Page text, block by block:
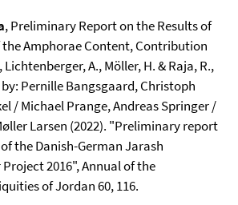
, Preliminary Report on the Results of
the Amphorae Content, Contribution
A., Möller, H. & Raja, R.,
Pernille Bangsgaard, Christoph
/ Michael Prange, Andreas Springer /
Larsen (2022). "Preliminary report
the Danish-German Jarash
2016", Annual of the
of Jordan 60, 116.